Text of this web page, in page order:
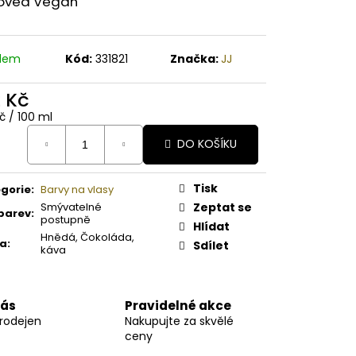
Kód: 331821 Značka:JJ
Kč
/ 100 ml
DO KOŠÍKU
: Barvy na vlasy
: Smývatelné
postupně
:
Hnědá, Čokoláda,
káva
Tisk
Zeptat se
Hlídat
Sdílet
Pravidelné akce
Nakupujte za skvělé
ceny
PAPAYA ORGANICKÉ